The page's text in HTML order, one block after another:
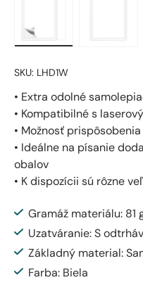
SKU: LHD1W
• Extra odolné
• Kompatibilné s
• Možnosť
• Ideálne na písanie
obalov
• K dispozícii sú rôzne
Gramáž materiálu: 81
Uzatváranie: S
Základný material:
Farba: Biela